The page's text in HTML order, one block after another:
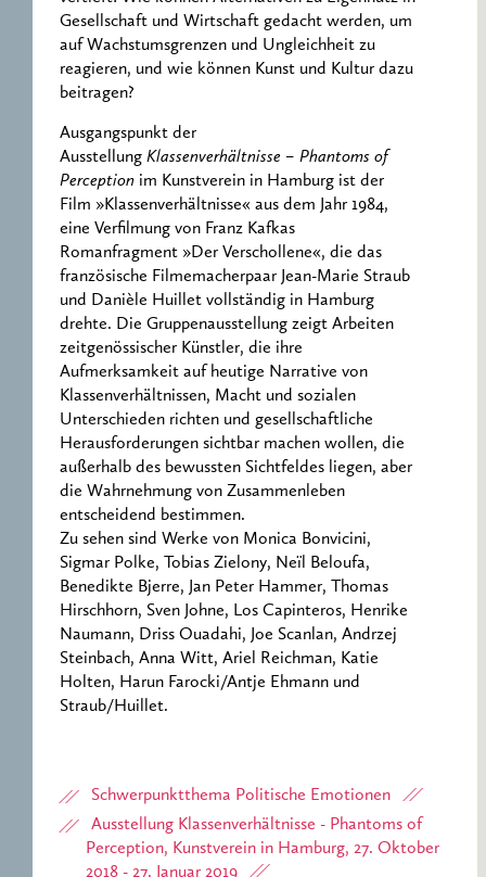
Gesellschaft und Wirtschaft gedacht werden, um
auf Wachstumsgrenzen und Ungleichheit zu
reagieren, und wie können Kunst und Kultur dazu
beitragen?
Ausgangspunkt der
Ausstellung Klassenverhältnisse – Phantoms of
Perception im Kunstverein in Hamburg ist der
Film »Klassenverhältnisse« aus dem Jahr 1984,
eine Verfilmung von Franz Kafkas
Romanfragment »Der Verschollene«, die das
französische Filmemacherpaar Jean-Marie Straub
und Danièle Huillet vollständig in Hamburg
drehte. Die Gruppenausstellung zeigt Arbeiten
zeitgenössischer Künstler, die ihre
Aufmerksamkeit auf heutige Narrative von
Klassenverhältnissen, Macht und sozialen
Unterschieden richten und gesellschaftliche
Herausforderungen sichtbar machen wollen, die
außerhalb des bewussten Sichtfeldes liegen, aber
die Wahrnehmung von Zusammenleben
entscheidend bestimmen.
Zu sehen sind Werke von Monica Bonvicini,
Sigmar Polke, Tobias Zielony, Neïl Beloufa,
Benedikte Bjerre, Jan Peter Hammer, Thomas
Hirschhorn, Sven Johne, Los Capinteros, Henrike
Naumann, Driss Ouadahi, Joe Scanlan, Andrzej
Steinbach, Anna Witt, Ariel Reichman, Katie
Holten, Harun Farocki/Antje Ehmann und
Straub/Huillet.
Schwerpunktthema Politische Emotionen
Ausstellung Klassenverhältnisse - Phantoms of
Perception, Kunstverein in Hamburg, 27. Oktober
2018 - 27. Januar 2019